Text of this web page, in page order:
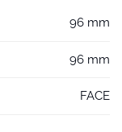
96 mm
96 mm
FACE